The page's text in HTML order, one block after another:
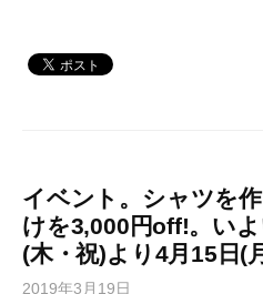
イベント。シャツを
けを3,000円off!。い
(木・祝)より4月15日(
2019年3月19日